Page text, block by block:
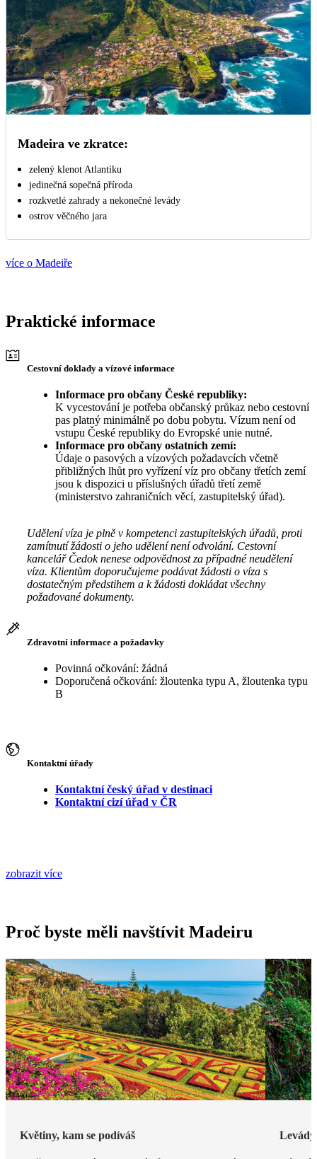
Madeira ve zkratce:
zelený klenot Atlantiku
jedinečná sopečná příroda
rozkvetlé zahrady a nekonečné levády
ostrov věčného jara
více o Madeiře
Praktické informace
Cestovní doklady a vízové informace
Informace pro občany České republiky:
K vycestování je potřeba občanský průkaz nebo cestovní
pas platný minimálně po dobu pobytu. Vízum není od
vstupu České republiky do Evropské unie nutné.
Informace pro občany ostatních zemí:
Údaje o pasových a vízových požadavcích včetně
přibližných lhůt pro vyřízení víz pro občany třetích zemí
jsou k dispozici u příslušných úřadů třetí země
(ministerstvo zahraničních věcí, zastupitelský úřad).
Udělení víza je plně v kompetenci zastupitelských úřadů, proti
zamítnutí žádosti o jeho udělení není odvolání. Cestovní
kancelář Čedok nenese odpovědnost za případné neudělení
víza. Klientům doporučujeme podávat žádosti o víza s
dostatečným předstihem a k žádosti dokládat všechny
požadované dokumenty.
Zdravotní informace a požadavky
Povinná očkování: žádná
Doporučená očkování: žloutenka typu A, žloutenka typu
B
Kontaktní úřady
Kontaktní český úřad v destinaci
Kontaktní cizí úřad v ČR
zobrazit více
Proč byste měli navštívit Madeiru
Květiny, kam se podíváš Levády